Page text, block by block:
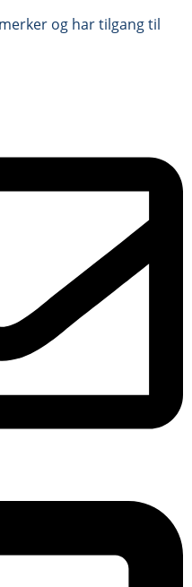
og har tilgang til